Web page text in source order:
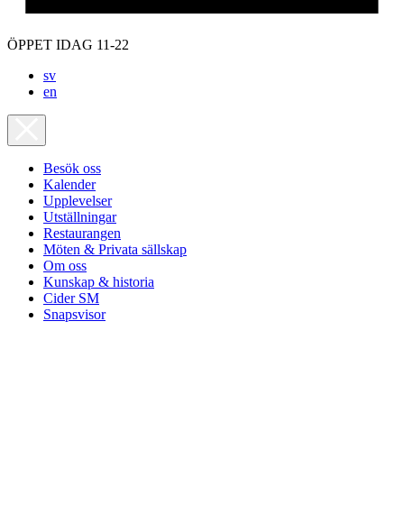
ÖPPET IDAG 11-22
sv
en
Besök oss
Kalender
Upplevelser
Utställningar
Restaurangen
Möten & Privata sällskap
Om oss
Kunskap & historia
Cider SM
Snapsvisor